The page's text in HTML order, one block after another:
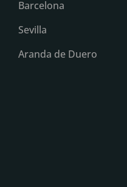
Barcelona
Sevilla
Aranda de Duero